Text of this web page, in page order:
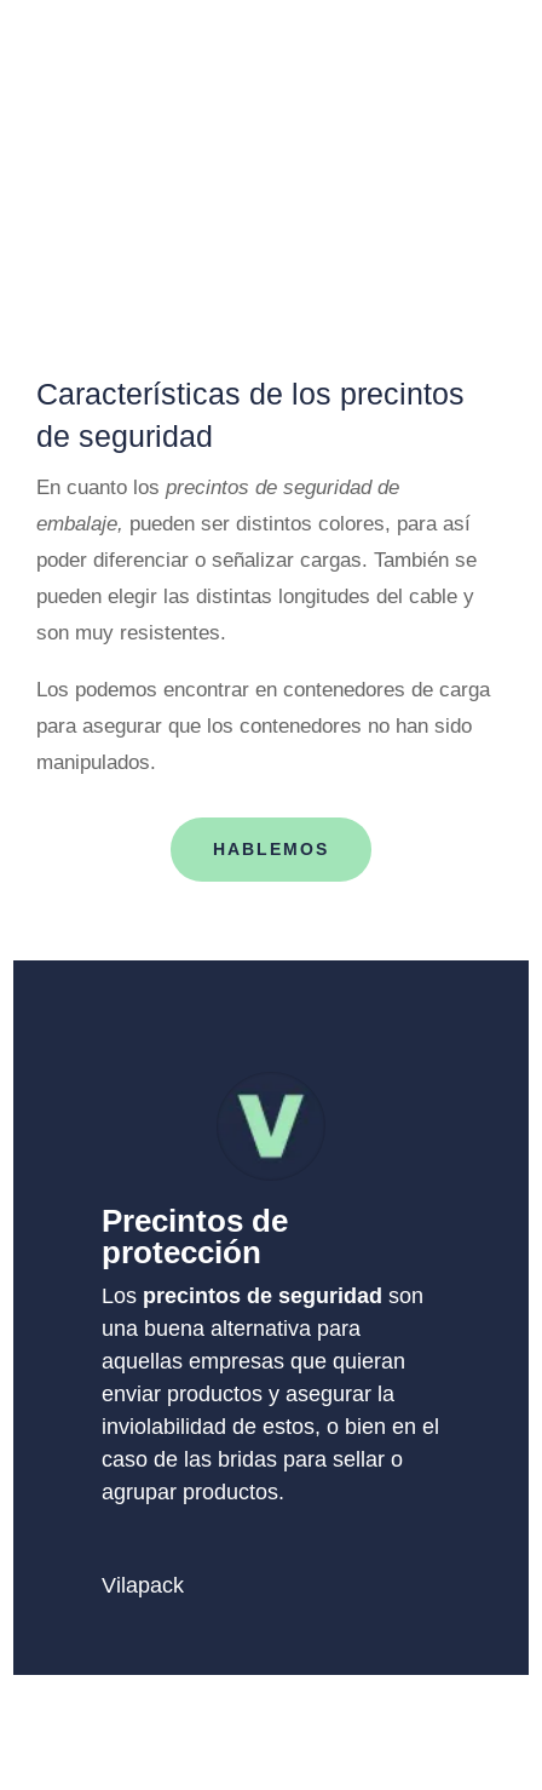
Características de los precintos
de seguridad
En cuanto los precintos de seguridad de
embalaje, pueden ser distintos colores, para así
poder diferenciar o señalizar cargas. También se
pueden elegir las distintas longitudes del cable y
son muy resistentes.
Los podemos encontrar en contenedores de carga
para asegurar que los contenedores no han sido
manipulados.
HABLEMOS
Precintos de
protección
Losprecintos de seguridad son
una buena alternativa para
aquellas empresas que quieran
enviar productos y asegurar la
inviolabilidad de estos, o bien en el
caso de las bridas para sellar o
agrupar productos.
Vilapack